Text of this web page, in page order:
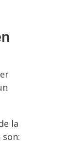
la